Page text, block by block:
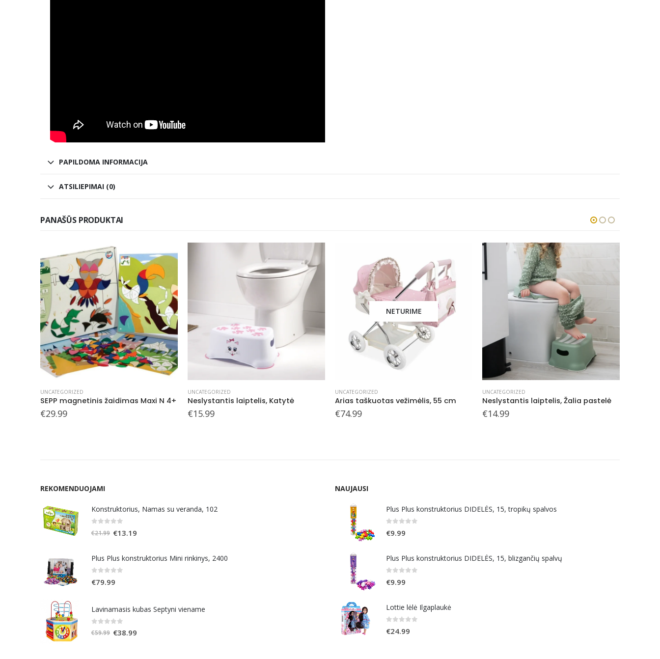
PAPILDOMA INFORMACIJA
ATSILIEPIMAI (0)
PANAŠŪS PRODUKTAI
UNCATEGORIZED
SEPP magnetinis žaidimas Maxi N 4+
€29.99
UNCATEGORIZED
Neslystantis laiptelis, Katytė
€15.99
NETURIME
UNCATEGORIZED
Arias taškuotas vežimėlis, 55 cm
€74.99
UNCATEGORIZED
Neslystantis laiptelis, Žalia pastelė
€14.99
REKOMENDUOJAMI
Konstruktorius, Namas su veranda, 102
€21.99 Original
€13.19
Plus Plus konstruktorius Mini rinkinys, 2400
€79.99
Lavinamasis kubas Septyni viename
€59.99 Original
€38.99
NAUJAUSI
Plus Plus konstruktorius DIDELĖS, 15, tropikų spalvos
€9.99
Plus Plus konstruktorius DIDELĖS, 15, blizgančių spalvų
€9.99
Lottie lėlė Ilgaplaukė
€24.99